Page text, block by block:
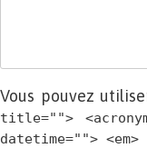
Vous pouvez
title="">
datetime="">